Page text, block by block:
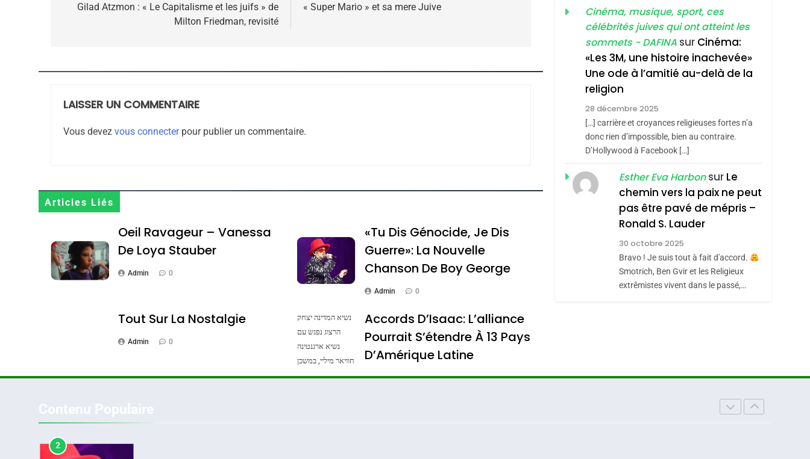
deGilad Atzmon : « Le Capitalisme et les juifs » de
Milton Friedman, revisité
« Super Mario » et sa mere Juive
LAISSER UN COMMENTAIRE
Vous devez vous connecterpour publier un commentaire.
Articles Liés
Oeil Ravageur – Vanessa
De Loya Stauber
Admin 0
«Tu Dis Génocide, Je Dis
Guerre»: La Nouvelle
Chanson De Boy George
Admin 0
Tout Sur La Nostalgie
Admin 0
נשיא המדינה יצחק
הרצוג נפגש עם
נשיא ארגנטינה
חוויאר מיליי, במשכן
הנשיא בירושלים.
Accords D’Isaac: L’alliance
Pourrait S’étendre À 13 Pays
D’Amérique Latine
Admin 0
Accords D’Isaac:
L’alliance Pourrait
S’étendre À 13 Pays
D’Amérique Latine
ISRAÉL JUDAISME
5
Meurtrière Selon Le
Rapport D’ADL
Contre
L’antisémitisme
FRANCE ISRAÉL
FIÈRE, DIGNE ET
RÉSILIENTE :
POURQUOI JE
REVENDIQUE MA
JUDAÏTE Par Thérèse
Zrihen-Dvir
ISRAÉL JUDAISME
CE QUI NOUS
MANQUE – Jacques
Hadida
JUDAISME
Maroc : Les Amandes
Cinéma, musique, sport, ces
célébrités juives qui ont atteint les
sommets - DAFINA sur Cinéma:
«Les 3M, une histoire inachevée»
Une ode à l’amitié au-delà de la
religion
28 décembre 2025
[…] carrière et croyances religieuses fortes n’a
donc rien d’impossible, bien au contraire.
D’Hollywood à Facebook […]
Esther Eva Harbonsur Le
chemin vers la paix ne peut
pas être pavé de mépris –
Ronald S. Lauder
30 octobre 2025
Bravo ! Je suis tout à fait d'accord.
Smotrich, Ben Gvir et les Religieux
extrêmistes vivent dans le passé,…
CE QUI NOUS MANQUE – Jacques Hadida
Maroc : Les Amandes De Tafraout, Le Miel De Tadla Azilal Consacrés Produits Du
Terroir
Oeil Ravageur – Vanessa De Loya Stauber
2